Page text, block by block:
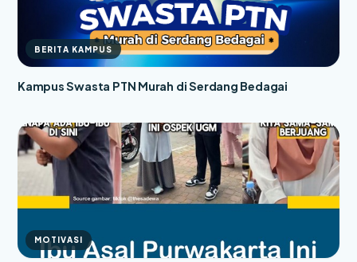
BERITA KAMPUS
Kampus Swasta PTN Murah di Serdang Bedagai
MOTIVASI